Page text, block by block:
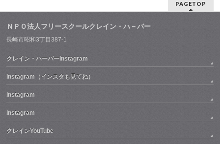
PAGETOP
ＮＰＯ法人フリースクールクレイン・ハ－バー
長崎市昭和3丁目387-1
クレイン・ハーバーInstagram
Instagram（インスタも見てね）
Instagram
Instagram
クレインYouTube